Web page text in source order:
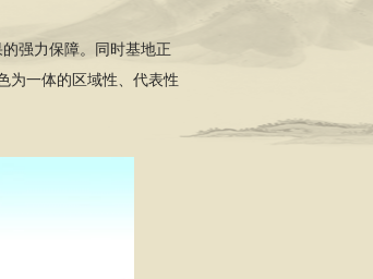
强力保障。同时基地正
为一体的区域性、代表性